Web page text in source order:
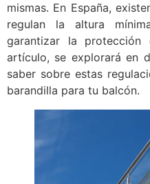
Las barandillas en balcones
un elemento estético que
viviendas, sino que también
función esencial en la
mismas. En España, existen
específicas que regulan la
de las
mismas. En España,
regulan la altura
garantizar la
artículo, se explorará en
saber sobre estas
barandilla para tu balcón.